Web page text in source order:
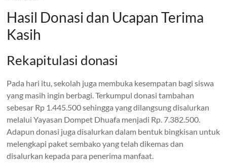
Hasil Donasi dan Ucapan Terima
Kasih
Rekapitulasi donasi
Pada hari itu, sekolah juga membuka kesempatan bagi siswa
yang masih ingin berbagi. Terkumpul donasi tambahan
sebesar Rp 1.445.500 sehingga yang dilangsung disalurkan
melalui Yayasan Dompet Dhuafa menjadi Rp. 7.382.500.
Adapun donasi juga disalurkan dalam bentuk bingkisan untuk
melengkapi paket sembako yang telah dikemas dan
disalurkan kepada para penerima manfaat.